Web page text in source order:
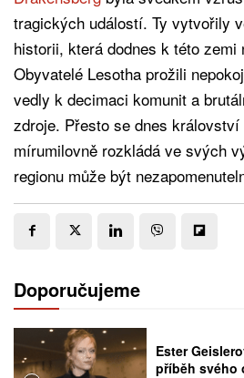
tragických událostí. Ty vytvořily
historii, která dodnes k této zemi
Obyvatelé Lesotha prožili
vedly k decimaci komunit a
zdroje. Přesto se dnes
mírumilovně rozkládá ve svých
regionu může být
Doporučujeme
Ester
příběh svého